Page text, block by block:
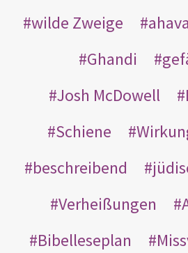
wilde Zweige ahava
Ghandi
Josh McDowell
Schiene
beschreibend
Verheißungen
Bibelleseplan